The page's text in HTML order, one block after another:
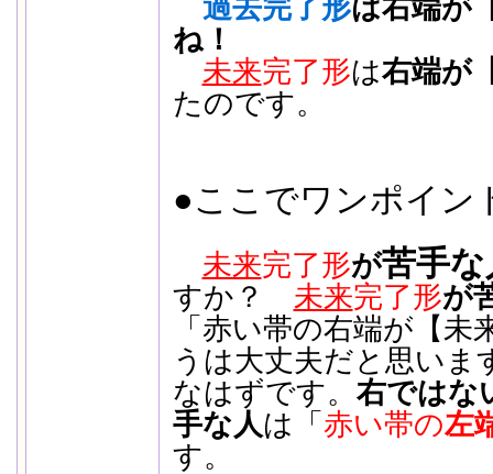
過去完了形は右端が
ね！
未来完了形は右端が
たのです。
●ここでワンポイン
未来完了形が苦手な
すか？ 未来完了形が
「赤い帯の右端が【
うは大丈夫だと思いま
なはずです。 右ではな
手な人は「 赤い帯の左
す。